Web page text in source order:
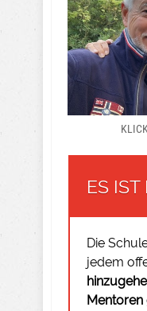
ES IST
Die
jedem